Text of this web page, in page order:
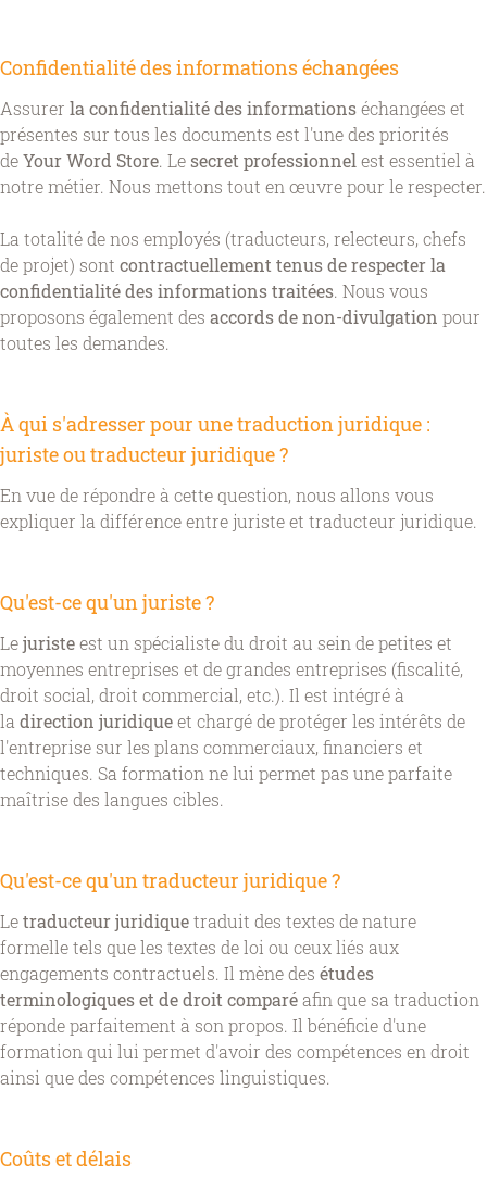
Confidentialité des informations échangées
Assurer la confidentialité des informationséchangées et
présentes sur tous les documents est l'une des priorités
deYour Word Store. Lesecret professionnelest essentiel à
notre métier. Nous mettons tout en œuvre pour le respecter.
La totalité de nos employés (traducteurs, relecteurs, chefs
de projet) sont contractuellement tenus de respecter la
confidentialité des informations traitées. Nous vous
proposons également des accords de non-divulgation pour
toutes les demandes.
À qui s'adresser pour une traduction juridique :
juriste ou traducteur juridique ?
En vue de répondre à cette question, nous allons vous
expliquer la différence entre juriste et traducteur juridique.
Qu'est-ce qu'un juriste ?
Lejuristeest un spécialiste du droit au sein de petites et
moyennes entreprises et de grandes entreprises (fiscalité,
droit social, droit commercial, etc.). Il est intégré à
ladirection juridiqueet chargé de protéger les intérêts de
l'entreprise sur les plans commerciaux, financiers et
techniques. Sa formation ne lui permet pas une parfaite
maîtrise des langues cibles.
Qu'est-ce qu'un traducteur juridique ?
Letraducteur juridiquetraduit des textes de nature
formelle tels que les textes de loi ou ceux liés aux
engagements contractuels. Il mène des études
terminologiques et de droit comparéafin que sa traduction
réponde parfaitement à son propos. Il bénéficie d'une
formation qui lui permet d'avoir des compétences en droit
ainsi que des compétences linguistiques.
Coûts et délais